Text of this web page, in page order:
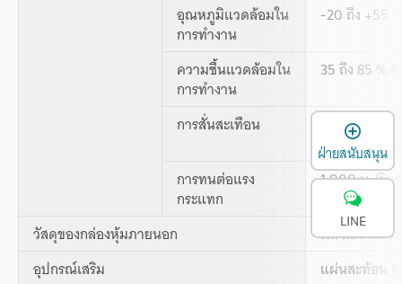
อุณหภูมิแวดล้อมใน
การทำงาน
-20 ถึง +55
ความชื้นแวดล้อมใน
การทำงาน
35 ถึง 85 %
การสั่นสะเทือน 10 ถึง 55
2 ชั่วโมง ในแ
การทนต่อแรง
กระแทก
1,000 ม./วิน
X, Y และ Z
วัสดุของกล่องหุ้มภายนอก
พลาสติกเสริ
อุปกรณ์เสริม
แผ่นสะท้อน
ฝ่ายสนับสนุน
LINE